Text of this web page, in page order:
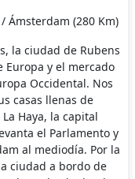
Ámsterdam (280 Km)
la ciudad de Rubens
y el mercado
Occidental. Nos
casas llenas de
Haya, la capital
el Parlamento y
al mediodía. Por la
ciudad a bordo de